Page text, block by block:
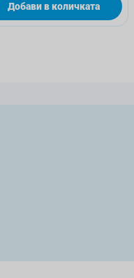
Добави в количката